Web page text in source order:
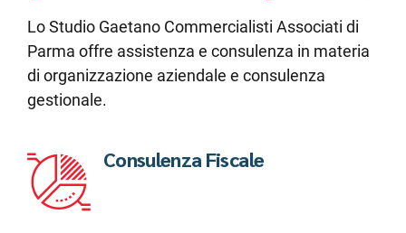
Lo Studio Gaetano Commercialisti Associati di
Parma offre assistenza e consulenza in materia
di organizzazione aziendale e consulenza
gestionale.
Consulenza Fiscale